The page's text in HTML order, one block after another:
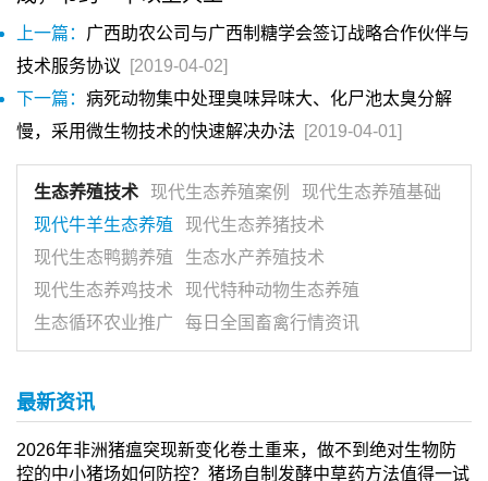
上一篇： 广西助农公司与广西制糖学会签订战略合作伙伴与
技术服务协议
[2019-04-02]
下一篇： 病死动物集中处理臭味异味大、化尸池太臭分解
慢，采用微生物技术的快速解决办法
[2019-04-01]
生态养殖技术 现代生态养殖案例
现代生态养殖基础
现代牛羊生态养殖
现代生态养猪技术
现代生态鸭鹅养殖
生态水产养殖技术
现代生态养鸡技术
现代特种动物生态养殖
生态循环农业推广
每日全国畜禽行情资讯
最新资讯
2026年非洲猪瘟突现新变化卷土重来，做不到绝对生物防
控的中小猪场如何防控？猪场自制发酵中草药方法值得一试